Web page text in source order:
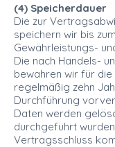
(4) Speicherdauer
Die zur
speichern wir bis
Gewährleistungs-
Die nach Handels-
bewahren wir für
regelmäßig zehn
Durchführung
Daten werden
durchgeführt
Vertragsschluss